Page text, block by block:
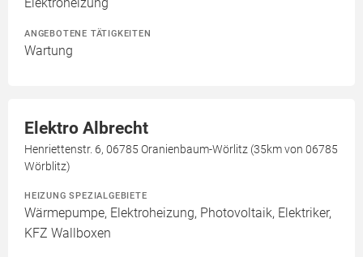
Elektroheizung
ANGEBOTENE TÄTIGKEITEN
Wartung
Elektro Albrecht
Henriettenstr. 6, 06785 Oranienbaum-Wörlitz (35km von 06785
Wörblitz)
HEIZUNG SPEZIALGEBIETE
Wärmepumpe, Elektroheizung, Photovoltaik, Elektriker,
KFZ Wallboxen